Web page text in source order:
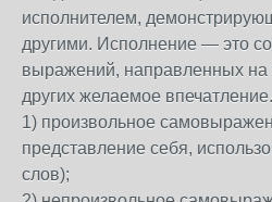
исполнителем,
другими. Исполнение — это
выражений, направленных на
других желаемое
1) произвольное
представление себя,
слов);